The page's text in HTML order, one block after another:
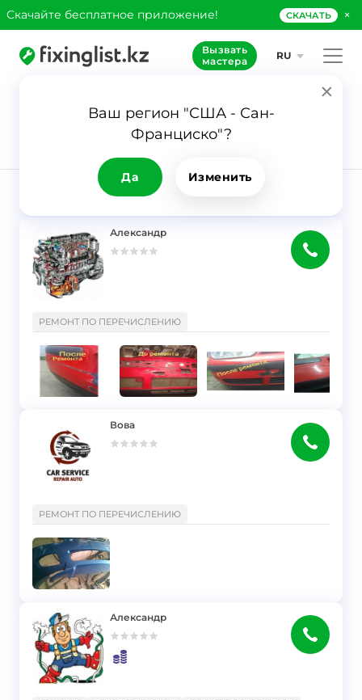
Скачайте бесплатное приложение! СКАЧАТЬ ×
Вызвать
мастера
RU
Ваш регион "США - Сан-
Франциско"?
Да Изменить
Заявка
Ремонт по
7
РЕЗУЛЬТАТ
Александр
РЕМОНТ ПО ПЕРЕЧИСЛЕНИЮ
Вова
РЕМОНТ ПО ПЕРЕЧИСЛЕНИЮ
Александр